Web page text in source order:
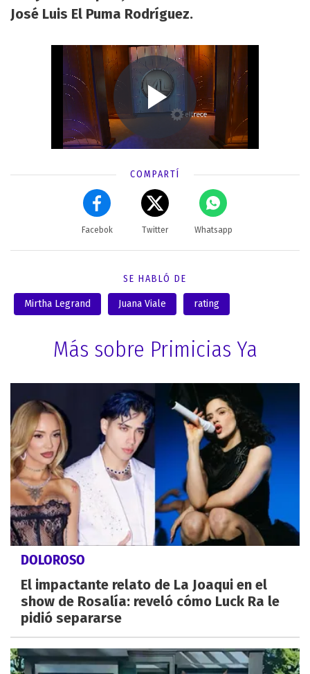
José Luis El Puma Rodríguez.
COMPARTÍ
Facebok Twitter Whatsapp
SE HABLÓ DE
Mirtha Legrand Juana Viale rating
Más sobre Primicias Ya
DOLOROSO
El impactante relato de La Joaqui en el
show de Rosalía: reveló cómo Luck Ra le
pidió separarse